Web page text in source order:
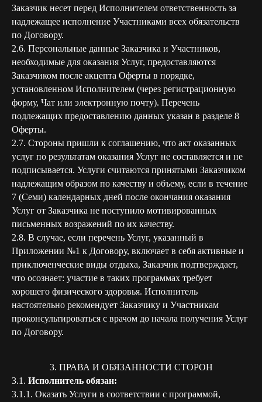
Заказчик несет перед Исполнителем ответственность за
надлежащее исполнение Участниками всех обязательств
по Договору.
2.6. Персональные данные Заказчика и Участников,
необходимые для оказания Услуг, предоставляются
Заказчиком после акцепта Оферты в порядке,
установленном Исполнителем (через регистрационную
форму, Чат или электронную почту). Перечень
подлежащих предоставлению данных указан в разделе 8
Оферты.
2.7. Стороны пришли к соглашению, что акт оказанных
услуг по результатам оказания Услуг не составляется и не
подписывается. Услуги считаются принятыми Заказчиком
надлежащим образом по качеству и объему, если в течение
7 (Семи) календарных дней после окончания оказания
Услуг от Заказчика не поступило мотивированных
письменных возражений по их качеству.
2.8. В случае, если перечень Услуг, указанный в
Приложении №1 к Договору, включает в себя активные и
приключенческие виды отдыха, Заказчик подтверждает,
что осознает: участие в таких программах требует
хорошего физического здоровья. Исполнитель
настоятельно рекомендует Заказчику и Участникам
проконсультироваться с врачом до начала получения Услуг
по Договору.
3. ПРАВА И ОБЯЗАННОСТИ СТОРОН
3.1. Исполнитель обязан:
3.1.1. Оказать Услуги в соответствии с программой,